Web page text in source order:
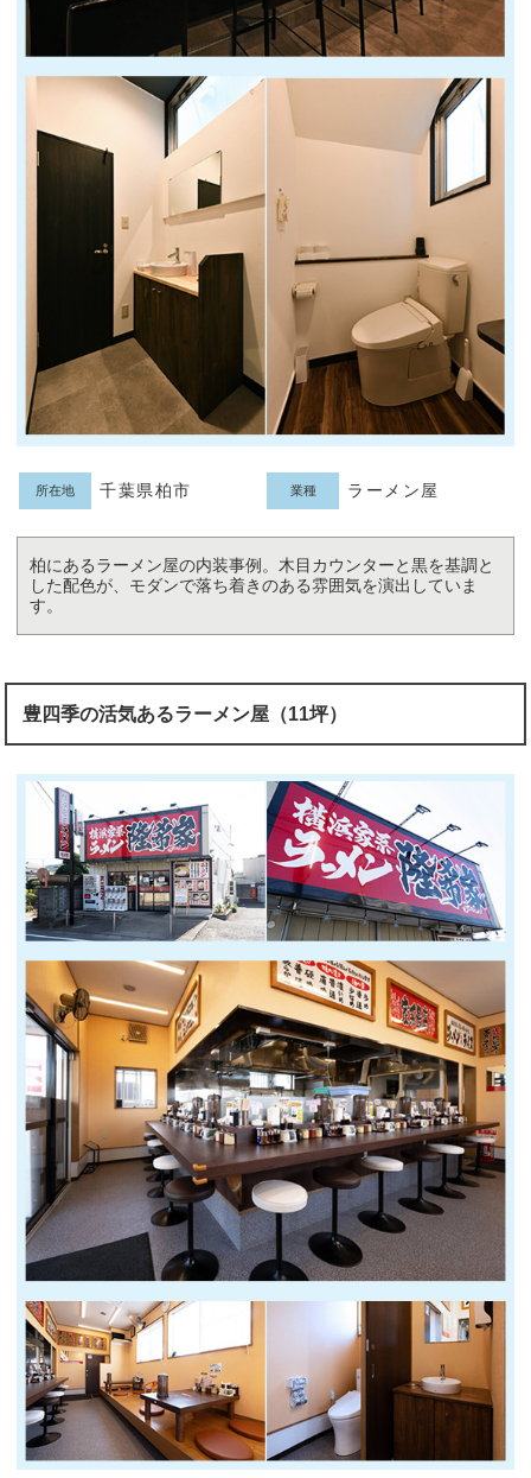
所在地 千葉県柏市 業種 ラーメン屋
柏にあるラーメン屋の内装事例。木目カウンターと黒を基調と
した配色が、モダンで落ち着きのある雰囲気を演出していま
す。
豊四季の活気あるラーメン屋（11坪）